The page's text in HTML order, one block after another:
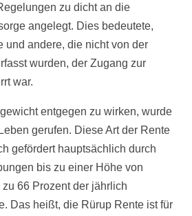
zu dicht an die
angelegt. Dies bedeutete,
und andere, die nicht von der
wurden, der Zugang zur
war.
entgegen zu wirken, wurde
gerufen. Diese Art der Rente
gefördert hauptsächlich durch
bis zu einer Höhe von
66 Prozent der jährlich
Das heißt, die Rürup Rente ist für